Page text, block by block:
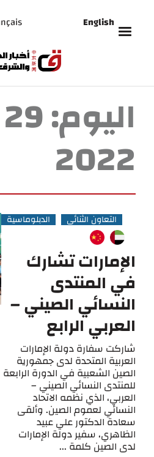
English
اليوم:
2022
التعاون الثنائي الدبلوماسية
الإمارات تشارك
في المنتدى
النسائي الصيني –
العربي الرابع
شاركت سفارة دولة الإمارات
العربية المتحدة لدى جمهورية
الصين الشعبية في الدورة الرابعة
للمنتدى النسائي الصيني –
العربي، الذي نظمه الاتحاد
النسائي لعموم الصين. وألقى
سعادة الدكتور علي عبيد
الظاهري، سفير دولة الإمارات
لدى الصين كلمة ...